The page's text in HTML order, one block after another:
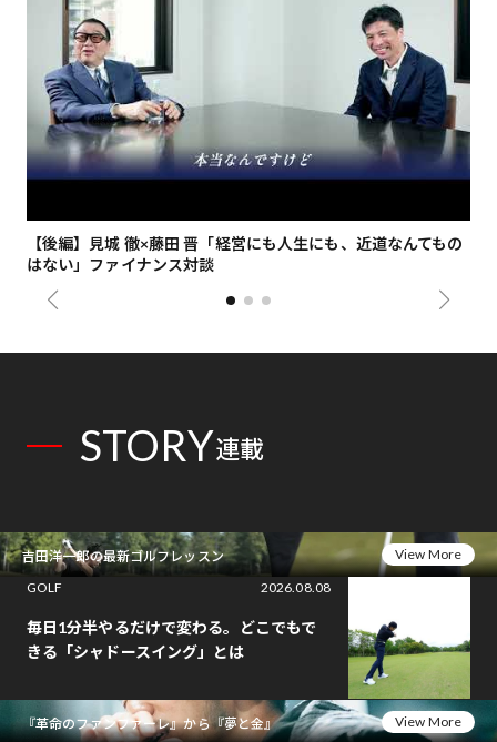
【後編】見城 徹×藤田 晋「経営にも人生にも、近道なんてもの
はない」ファイナンス対談
STORY連載
吉田洋一郎の最新ゴルフレッスン
View More
GOLF
2026.08.08
毎日1分半やるだけで変わる。どこでもで
きる「シャドースイング」とは
『革命のファンファーレ』から『夢と金』
View More